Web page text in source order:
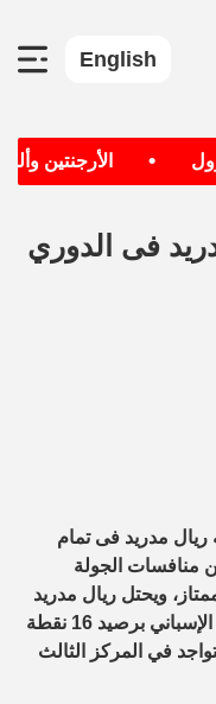
English
الأرجنتين
فى الدوري
ريال مدريد فى تمام
منافسات الجولة
ويحتل ريال مدريد
المركز الثاني على جدول ترتيب الدوري الإسباني برصيد 16 نقطة
في المركز الثالث